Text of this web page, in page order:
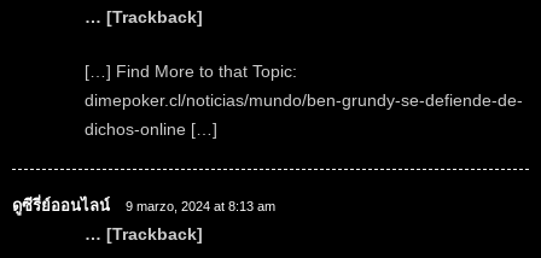
… [Trackback]
[…] Find More to that Topic:
dimepoker.cl/noticias/mundo/ben-grundy-se-defiende-de-
dichos-online […]
ดูซีรี่ย์ออนไลน์ 9 marzo, 2024 at 8:13 am
… [Trackback]